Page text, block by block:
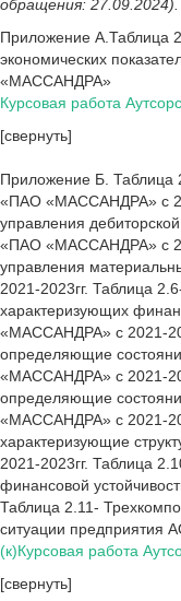
обращения: 27.09.2024).
Приложение А.Таблица
экономических
«МАССАНДРА»
Курсовая работа
[свернуть]
Приложение Б. Таблица
«ПАО «МАССАНДРА» с
управления
«ПАО «МАССАНДРА» с
управления
2021-2023гг. Таблица
характеризующих
«МАССАНДРА» с 2021-
определяющие
«МАССАНДРА» с 2021-
определяющие
«МАССАНДРА» с 2021-
характеризующие
2021-2023гг. Таблица
финансовой
Таблица 2.11-
ситуации предприятия
(к)Курсовая работа
[свернуть]